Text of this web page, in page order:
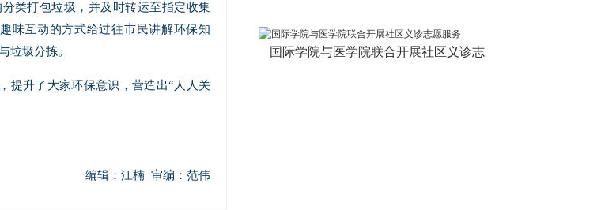
类打包垃圾，并及时转运至指定收集
味互动的方式给过往市民讲解环保知
垃圾分拣。
提升了大家环保意识，营造出“人人关
编辑：江楠 审编：范伟
国际学院与医学院联合开展社区义诊志